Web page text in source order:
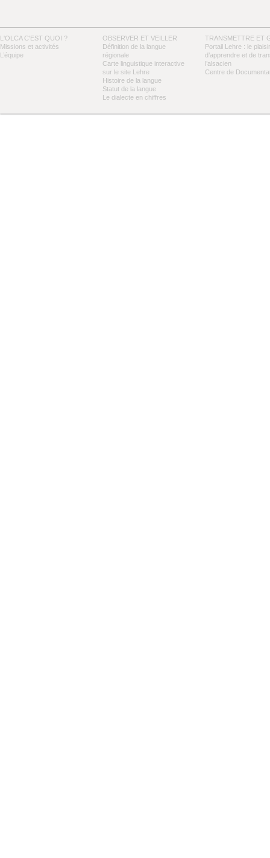
L'OLCA C'EST QUOI ?
Missions et activités
L’équipe
OBSERVER ET VEILLER
Définition de la langue
régionale
Carte linguistique interactive
sur le site Lehre
Histoire de la langue
Statut de la langue
Le dialecte en chiffres
TRANSMETTRE ET
Portail Lehre : le plaisir
d’apprendre et de
l’alsacien
Centre de